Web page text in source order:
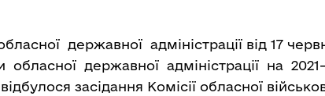
державної адміністрації від 17
державної адміністрації на
засідання Комісії обласної